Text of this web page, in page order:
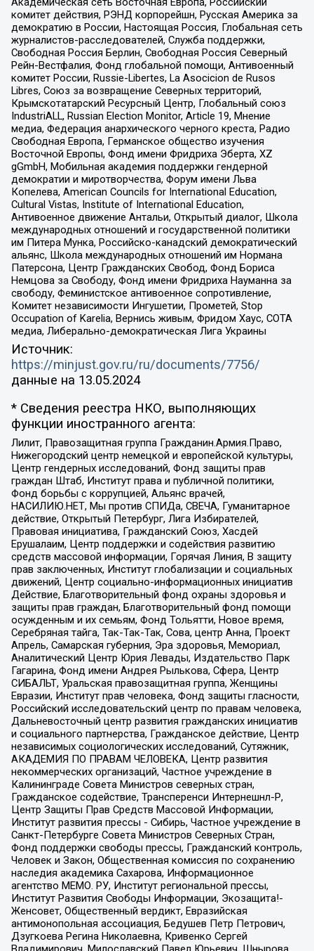
комитет действия, РЭНД корпорейшн, Русская Америка за
демократию в России, Настоящая Россия, Глобальная сеть
журналистов-расследователей, Служба поддержки,
Свободная Россия Берлин, Свободная Россия Северный
Рейн-Вестфалия, Фонд глобальной помощи, Антивоенный
комитет России, Russie-Libertes, La Asocicion de Rusos
Libres, Союз за возвращение Северных территорий,
Крымскотатарский Ресурсный Центр, Глобальный союз
IndustriALL, Russian Election Monitor, Article 19, Мнение
медиа, Федерация анархического черного креста, Радио
Свободная Европа, Германское общество изучения
Восточной Европы, Фонд имени Фридриха Эберта, XZ
gGmbH, Мобильная академия поддержки гендерной
демократии и миротворчества, Форум имени Льва
Копелева, American Councils for International Education,
Cultural Vistas, Institute of International Education,
Антивоенное движение Антальи, Открытый диалог, Школа
международных отношений и государственной политики
им Питера Мунка, Российско-канадский демократический
альянс, Школа международных отношений им Нормана
Патерсона, Центр Гражданских Свобод, Фонд Бориса
Немцова за Свободу, Фонд имени Фридриха Науманна за
свободу, Феминистское антивоенное сопротивление,
Комитет независимости Ингушетии, Прометей, Stop
Occupation of Karelia, Вернись живым, Фридом Хаус, СОТА
медиа, Либерально-демократическая Лига Украины
Источник:
https://minjust.gov.ru/ru/documents/7756/
данные на 13.05.2024
* Сведения реестра НКО, выполняющих
функции иностранного агента:
Лилит, Правозащитная группа Гражданин.Армия.Право,
Нижегородский центр немецкой и европейской культуры,
Центр гендерных исследований, Фонд защиты прав
граждан Штаб, Институт права и публичной политики,
Фонд борьбы с коррупцией, Альянс врачей,
НАСИЛИЮ.НЕТ, Мы против СПИДа, СВЕЧА, Гуманитарное
действие, Открытый Петербург, Лига Избирателей,
Правовая инициатива, Гражданский Союз, Хасдей
Ерушалаим, Центр поддержки и содействия развитию
средств массовой информации, Горячая Линия, В защиту
прав заключенных, Институт глобализации и социальных
движений, Центр социально-информационных инициатив
Действие, Благотворительный фонд охраны здоровья и
защиты прав граждан, Благотворительный фонд помощи
осужденным и их семьям, Фонд Тольятти, Новое время,
Серебряная тайга, Так-Так-Так, Сова, центр Анна, Проект
Апрель, Самарская губерния, Эра здоровья, Мемориал,
Аналитический Центр Юрия Левады, Издательство Парк
Гагарина, Фонд имени Андрея Рылькова, Сфера, Центр
СИБАЛЬТ, Уральская правозащитная группа, Женщины
Евразии, Институт прав человека, Фонд защиты гласности,
Российский исследовательский центр по правам человека,
Дальневосточный центр развития гражданских инициатив
и социального партнерства, Гражданское действие, Центр
независимых социологических исследований, Сутяжник,
АКАДЕМИЯ ПО ПРАВАМ ЧЕЛОВЕКА, Центр развития
некоммерческих организаций, Частное учреждение в
Калининграде Совета Министров северных стран,
Гражданское содействие, Трансперенси Интернешнл-Р,
Центр Защиты Прав Средств Массовой Информации,
Институт развития прессы - Сибирь, Частное учреждение в
Санкт-Петербурге Совета Министров Северных Стран,
Фонд поддержки свободы прессы, Гражданский контроль,
Человек и Закон, Общественная комиссия по сохранению
наследия академика Сахарова, Информационное
агентство МЕМО. РУ, Институт региональной прессы,
Институт Развития Свободы Информации, Экозащита!-
Женсовет, Общественный вердикт, Евразийская
антимонопольная ассоциация, Бедушев Петр Петрович,
Дзугкоева Регина Николаевна, Кривенко Сергей